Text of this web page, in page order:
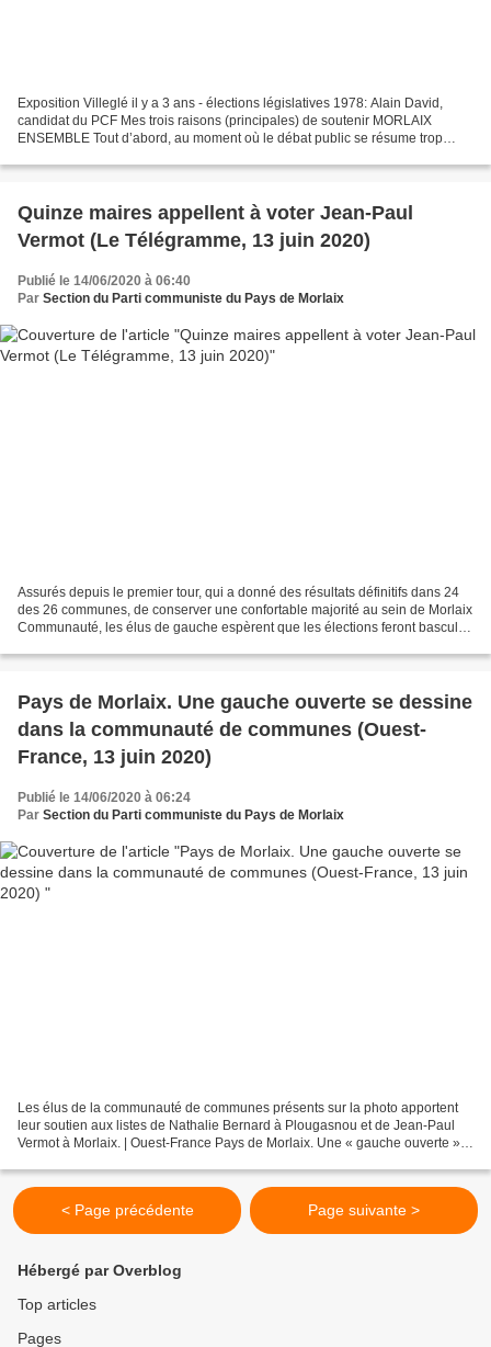
Exposition Villeglé il y a 3 ans - élections législatives 1978: Alain David,
candidat du PCF Mes trois raisons (principales) de soutenir MORLAIX
ENSEMBLE Tout d’abord, au moment où le débat public se résume trop
Quinze maires appellent à voter Jean-Paul
Vermot (Le Télégramme, 13 juin 2020)
Publié le 14/06/2020 à 06:40
Par Section du Parti communiste du Pays de Morlaix
Assurés depuis le premier tour, qui a donné des résultats définitifs dans 24
des 26 communes, de conserver une confortable majorité au sein de Morlaix
Communauté, les élus de gauche espèrent que les élections feront basculer
Pays de Morlaix. Une gauche ouverte se dessine
dans la communauté de communes (Ouest-
France, 13 juin 2020)
Publié le 14/06/2020 à 06:24
Par Section du Parti communiste du Pays de Morlaix
Les élus de la communauté de communes présents sur la photo apportent
leur soutien aux listes de Nathalie Bernard à Plougasnou et de Jean-Paul
Vermot à Morlaix. | Ouest-France Pays de Morlaix. Une « gauche ouverte »
< Page précédente Page suivante >
Hébergé par Overblog
Top articles
Pages